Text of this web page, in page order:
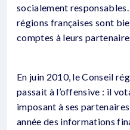
socialement
régions françaises sont
comptes à leurs
En juin 2010, le Conseil
passait à l’offensive : il
imposant à ses
année des informations